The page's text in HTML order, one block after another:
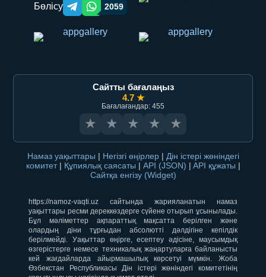
Бөлісу Telegram orqali ulashish
WhatsApp orqali ulashish
2059
Сайтты бағалаңыз
4.7 ★
Бағалағандар: 455
★ ★ ★ ★ ★
Намаз уақыттары | Негізгі өңірлер | Дін істері жөніндегі
комитет | Құпиялық саясаты | API (JSON) | API құжаты |
Сайтқа енгізу (Widget)
https://namoz-vaqti.uz сайтында жарияланатын намаз
уақыттары ресми дереккөздерге сүйене отырып ұсынылады.
Бұл мәліметтер ақпараттық мақсатта берілген және
олардың діни тұрғыдан абсолютті дәлдігіне кепілдік
берілмейді. Уақыттар өңірге, есептеу әдісіне, маусымдық
өзгерістерге немесе техникалық жаңартуларға байланысты
кей жағдайларда айырмашылық көрсетуі мүмкін. Жоба
Өзбекстан Республикасы Дін істері жөніндегі комитетінің